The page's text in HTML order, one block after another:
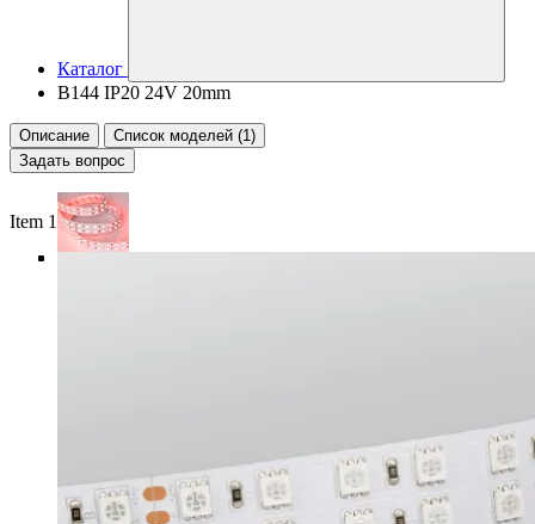
Каталог
B144 IP20 24V 20mm
Описание
Список моделей (1)
Задать вопрос
Item 1 of 5